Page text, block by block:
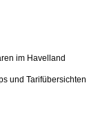
im Havelland
und Tarifübersichten